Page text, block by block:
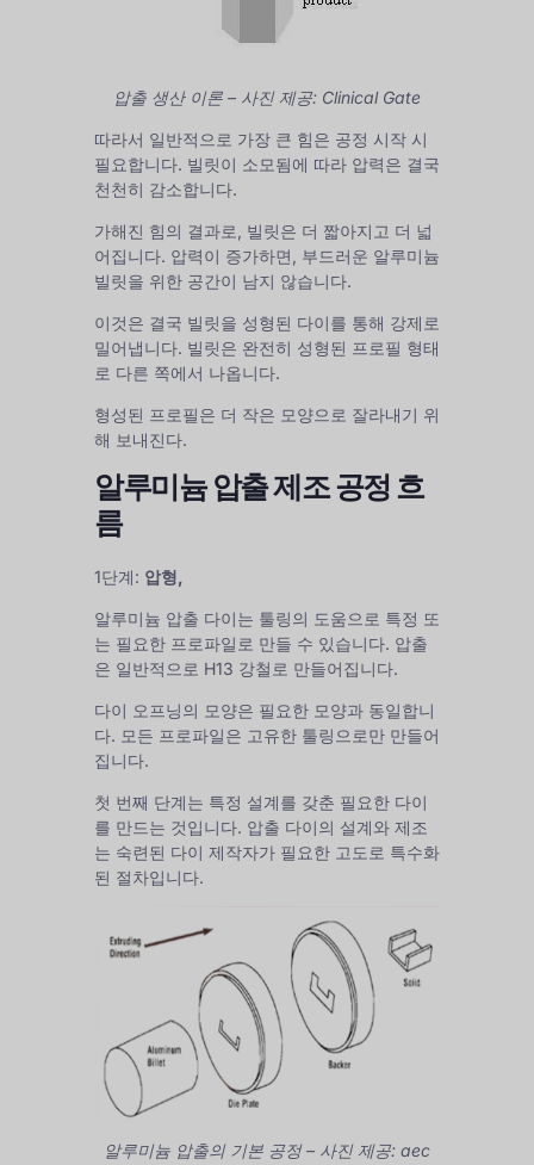
압출 생산 이론 – 사진 제공: Clinical Gate
따라서 일반적으로 가장 큰 힘은 공정 시작 시
필요합니다. 빌릿이 소모됨에 따라 압력은 결국
천천히 감소합니다.
가해진 힘의 결과로, 빌릿은 더 짧아지고 더 넓
어집니다. 압력이 증가하면, 부드러운 알루미늄
빌릿을 위한 공간이 남지 않습니다.
이것은 결국 빌릿을 성형된 다이를 통해 강제로
밀어냅니다. 빌릿은 완전히 성형된 프로필 형태
로 다른 쪽에서 나옵니다.
형성된 프로필은 더 작은 모양으로 잘라내기 위
해 보내진다.
알루미늄 압출 제조 공정 흐
름
1단계: 압형,
알루미늄 압출 다이는 툴링의 도움으로 특정 또
는 필요한 프로파일로 만들 수 있습니다. 압출
은 일반적으로 H13 강철로 만들어집니다.
다이 오프닝의 모양은 필요한 모양과 동일합니
다. 모든 프로파일은 고유한 툴링으로만 만들어
집니다.
첫 번째 단계는 특정 설계를 갖춘 필요한 다이
를 만드는 것입니다. 압출 다이의 설계와 제조
는 숙련된 다이 제작자가 필요한 고도로 특수화
된 절차입니다.
알루미늄 압출의 기본 공정 – 사진 제공: aec